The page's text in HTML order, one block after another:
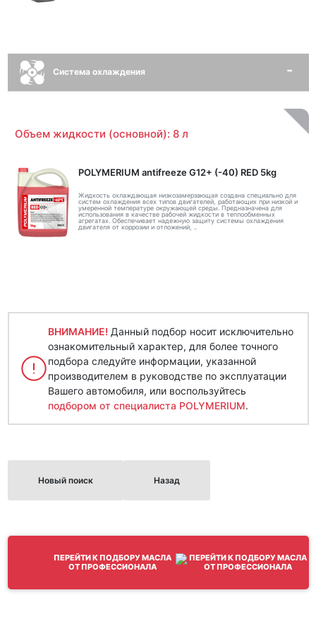
Система охлаждения
Объем жидкости (основной): 8 л
POLYMERIUM antifreeze G12+ (-40) RED 5kg
Жидкость охлаждающая низкозамерзающая создана специально для
систем охлаждения всех типов двигателей, работающих при низкой и
умеренной температуре окружающей среды. Предназначена для
использования в качестве рабочей жидкости в теплообменных
агрегатах. Обеспечивает надежную защиту системы охлаждения
двигателя от коррозии и отложений, ..
ВНИМАНИЕ! Данный подбор носит исключительно
ознакомительный характер, для более точного
подбора следуйте информации, указанной
производителем в руководстве по эксплуатации
Вашего автомобиля, или воспользуйтесь
подбором от специалиста POLYMERIUM.
Новый поиск Назад
ПЕРЕЙТИ К ПОДБОРУ МАСЛА
ОТ ПРОФЕССИОНАЛА